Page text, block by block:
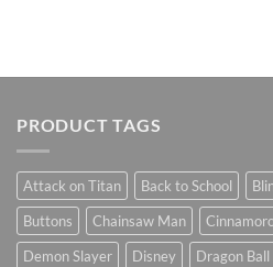
PRODUCT TAGS
Attack on Titan Back to School
Buttons
Chainsaw Man
Demon Slayer
Disney Dragon Ball